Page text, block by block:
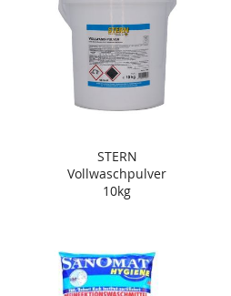
STERN
Vollwaschpulver
10kg